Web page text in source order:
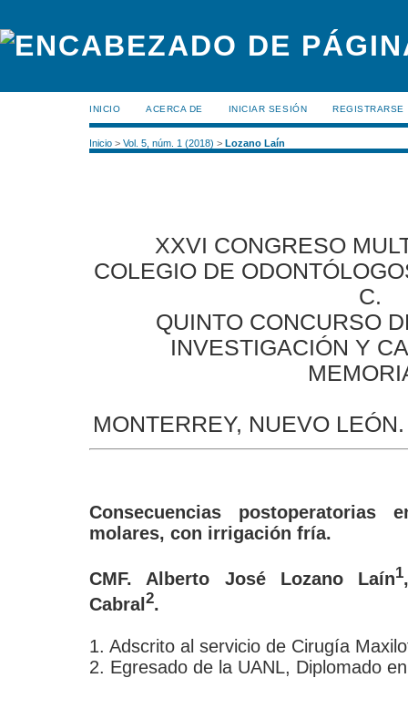
INICIO ACERCA DE INICIAR SESIÓN REGISTRARSE
Inicio > Vol. 5, núm. 1 (2018) > Lozano Laín
XXVI CONGRESO
COLEGIO DE
C.
QUINTO CONCURSO
INVESTIGACIÓN Y
MONTERREY, NUEVO
Consecuencias
molares, con irrigación fría.
CMF. Alberto José Lozano Laín1
Cabral 2.
1. Adscrito al servicio de Cirugía
2. Egresado de la UANL, Diplomado